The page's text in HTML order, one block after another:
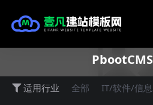
适用行业 全部 IT/软件/信